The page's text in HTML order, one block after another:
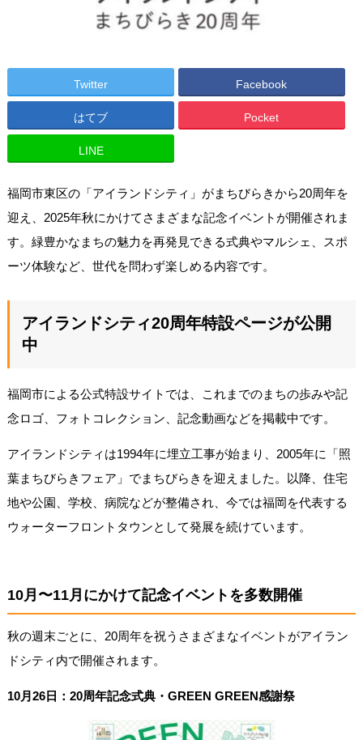
Twitter Facebook
はてブ Pocket
LINE
福岡市東区の「アイランドシティ」がまちびらきから20周年を
迎え、2025年秋にかけてさまざまな記念イベントが開催されま
す。緑豊かなまちの魅力を再発見できる式典やマルシェ、スポ
ーツ体験など、世代を問わず楽しめる内容です。
アイランドシティ20周年特設ページが公開
中
福岡市による公式特設サイトでは、これまでのまちの歩みや記
念ロゴ、フォトコレクション、記念動画などを掲載中です。
アイランドシティは1994年に埋立工事が始まり、2005年に「照
葉まちびらきフェア」でまちびらきを迎えました。以降、住宅
地や公園、学校、病院などが整備され、今では福岡を代表する
ウォーターフロントタウンとして発展を続けています。
10月〜11月にかけて記念イベントを多数開催
秋の週末ごとに、20周年を祝うさまざまなイベントがアイラン
ドシティ内で開催されます。
10月26日：20周年記念式典・GREEN GREEN感謝祭